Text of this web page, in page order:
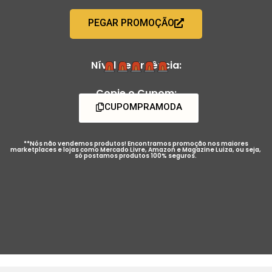
PEGAR PROMOÇÃO
Nível de Urgência:
Copie o Cupom:
CUPOMPRAMODA
**Nós não vendemos produtos! Encontramos promoção nos maiores
marketplaces e lojas como Mercado Livre, Amazon e Magazine Luiza, ou seja,
só postamos produtos 100% seguros.